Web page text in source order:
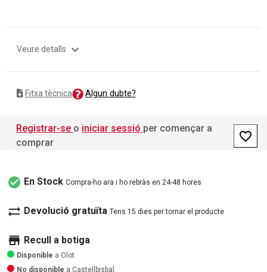
Veure detalls expand_more
Fitxa tècnica Algun dubte?
Registrar-se o iniciar sessió per començar a
comprar
favorite_border
check_circle En Stock Compra-ho ara i ho rebràs en 24-48 hores
sync_alt Devolució gratuïta Tens 15 dies per tornar el producte
store Recull a botiga
Disponible a Olot
No disponible a Castellbisbal